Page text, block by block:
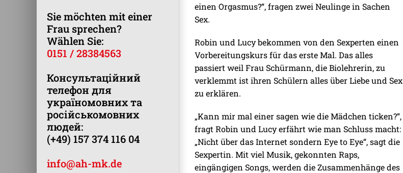
Sie möchten mit einer
Frau sprechen?
Wählen Sie:
0151 / 28384563
Консультаційний
телефон для
україномовних та
російськомовних
людей:
(+49) 157 374 116 04
info@ah-mk.de
einen Orgasmus?“, fragen zwei Neulinge in Sachen
Sex.
Robin und Lucy bekommen von den Sexperten einen
Vorbereitungskurs für das erste Mal. Das alles
passiert weil Frau Schürmann, die Biolehrerin, zu
verklemmt ist ihren Schülern alles über Liebe und Sex
zu erklären.
„Kann mir mal einer sagen wie die Mädchen ticken?“,
fragt Robin und Lucy erfährt wie man Schluss macht:
„Nicht über das Internet sondern Eye to Eye“, sagt die
Sexpertin. Mit viel Musik, gekonnten Raps,
eingängigen Songs, werden die Zusammenhänge des